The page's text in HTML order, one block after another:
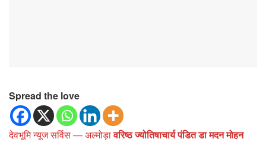
Spread the love
देवभूमि न्यूज सर्विस — अल्मोड़ावरिष्ठ ज्योतिषाचार्य पंडित डा मदन मोहन